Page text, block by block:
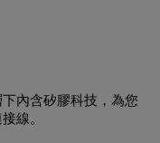
內含矽膠科技，為您
線。